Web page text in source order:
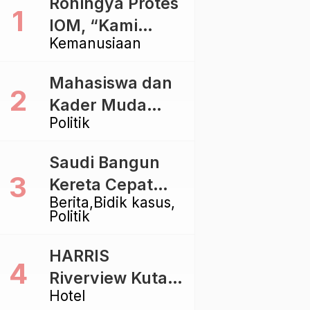
Kemanusiaan
IOM, “Kami
dibiarkan Mati
Politik
Mahasiswa dan
Kader Muda
Ramaikan Forum
Golkar di
Singaraja
Berita Bidik kasus
Politik
Saudi Bangun
Kereta Cepat
Rp112 Triliun,
Proyek Rp116
Triliun yang
Baru Sampai
Hotel
HARRIS
Riverview Kuta
Bali Tawarkan